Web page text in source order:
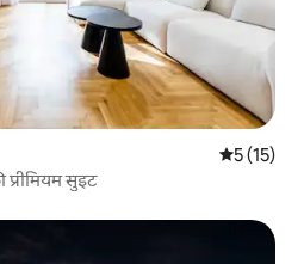
औसत रेटिंग
5 (15)
सुइट